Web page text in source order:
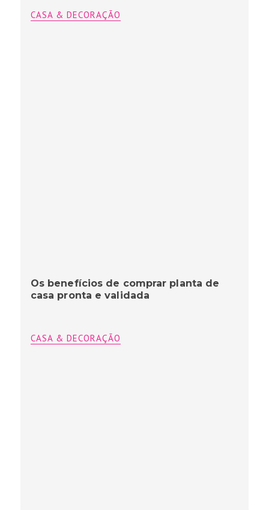
CASA & DECORAÇÃO
Os benefícios de comprar planta de
casa pronta e validada
CASA & DECORAÇÃO